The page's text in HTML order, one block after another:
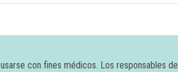
con fines médicos. Los responsables de